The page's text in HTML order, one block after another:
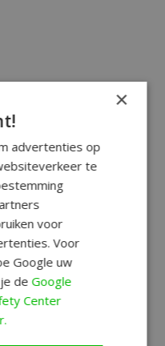
×
advertenties op
te
voor
Voor
Google uw
je deGoogle
Center